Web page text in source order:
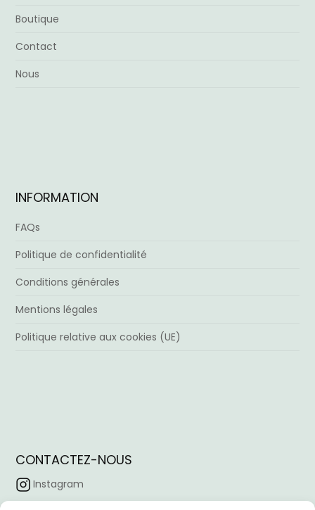
Boutique
Contact
Nous
INFORMATION
FAQs
Politique de confidentialité
Conditions générales
Mentions légales
Politique relative aux cookies (UE)
CONTACTEZ-NOUS
Instagram